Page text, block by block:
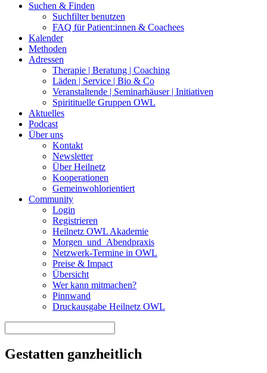
Suchen & Finden
Suchfilter benutzen
FAQ für Patient:innen & Coachees
Kalender
Methoden
Adressen
Therapie | Beratung | Coaching
Läden | Service | Bio & Co
Veranstaltende | Seminarhäuser | Initiativen
Spiritituelle Gruppen OWL
Aktuelles
Podcast
Über uns
Kontakt
Newsletter
Über Heilnetz
Kooperationen
Gemeinwohlorientiert
Community
Login
Registrieren
Heilnetz OWL Akademie
Morgen_und_Abendpraxis
Netzwerk-Termine in OWL
Preise & Impact
Übersicht
Wer kann mitmachen?
Pinnwand
Druckausgabe Heilnetz OWL
Gestatten ganzheitlich